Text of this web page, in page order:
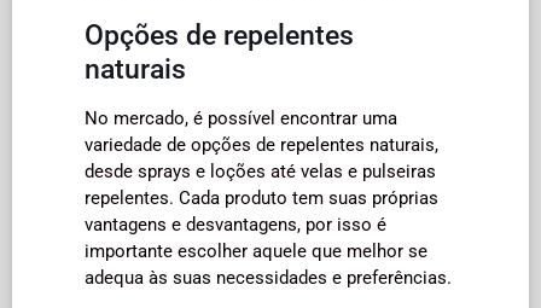
Opções de repelentes
naturais
No mercado, é possível encontrar uma
variedade de opções de repelentes naturais,
desde sprays e loções até velas e pulseiras
repelentes. Cada produto tem suas próprias
vantagens e desvantagens, por isso é
importante escolher aquele que melhor se
adequa às suas necessidades e preferências.